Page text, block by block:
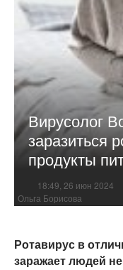
Вирусолог
заразиться
продукты
18:49, 26 июн 2024
Ольга Борисова
Ротавирус в
заражает людей